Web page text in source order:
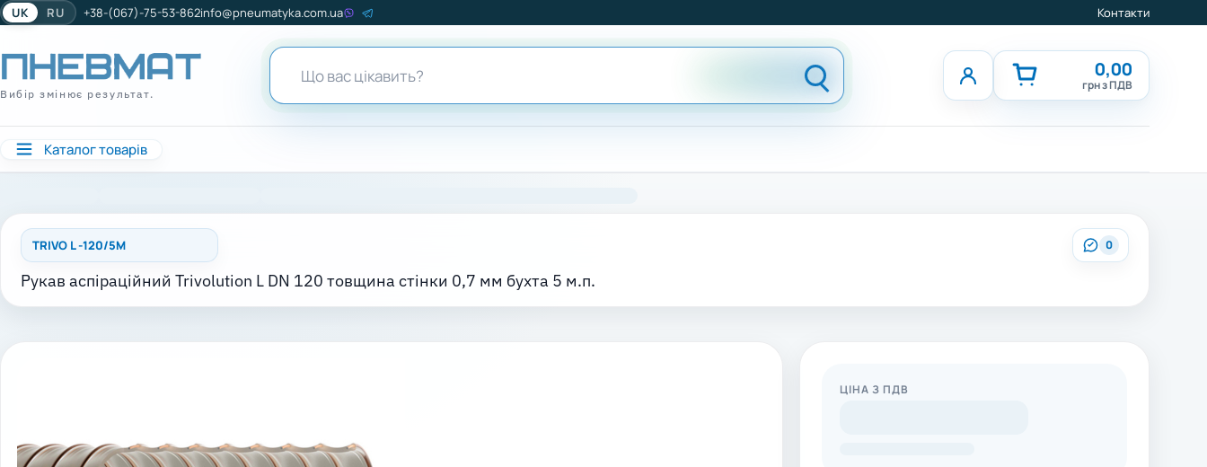
UK RU +38-(067)-75-53-862info@pneumatyka.com.ua Контакти
Вибір змінює результат.
0,00
грн з ПДВ
Каталог товарів
0
TRIVO L -120/5M
Рукав аспіраційний Trivolution L DN 120 товщина стінки 0,7 мм бухта 5 м.п.
ЦІНА З ПДВ